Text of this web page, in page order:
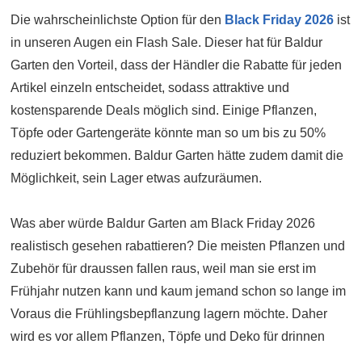
Die wahrscheinlichste Option für den Black Friday 2026 ist
in unseren Augen ein Flash Sale. Dieser hat für Baldur
Garten den Vorteil, dass der Händler die Rabatte für jeden
Artikel einzeln entscheidet, sodass attraktive und
kostensparende Deals möglich sind. Einige Pflanzen,
Töpfe oder Gartengeräte könnte man so um bis zu 50%
reduziert bekommen. Baldur Garten hätte zudem damit die
Möglichkeit, sein Lager etwas aufzuräumen.
Was aber würde Baldur Garten am Black Friday 2026
realistisch gesehen rabattieren? Die meisten Pflanzen und
Zubehör für draussen fallen raus, weil man sie erst im
Frühjahr nutzen kann und kaum jemand schon so lange im
Voraus die Frühlingsbepflanzung lagern möchte. Daher
wird es vor allem Pflanzen, Töpfe und Deko für drinnen